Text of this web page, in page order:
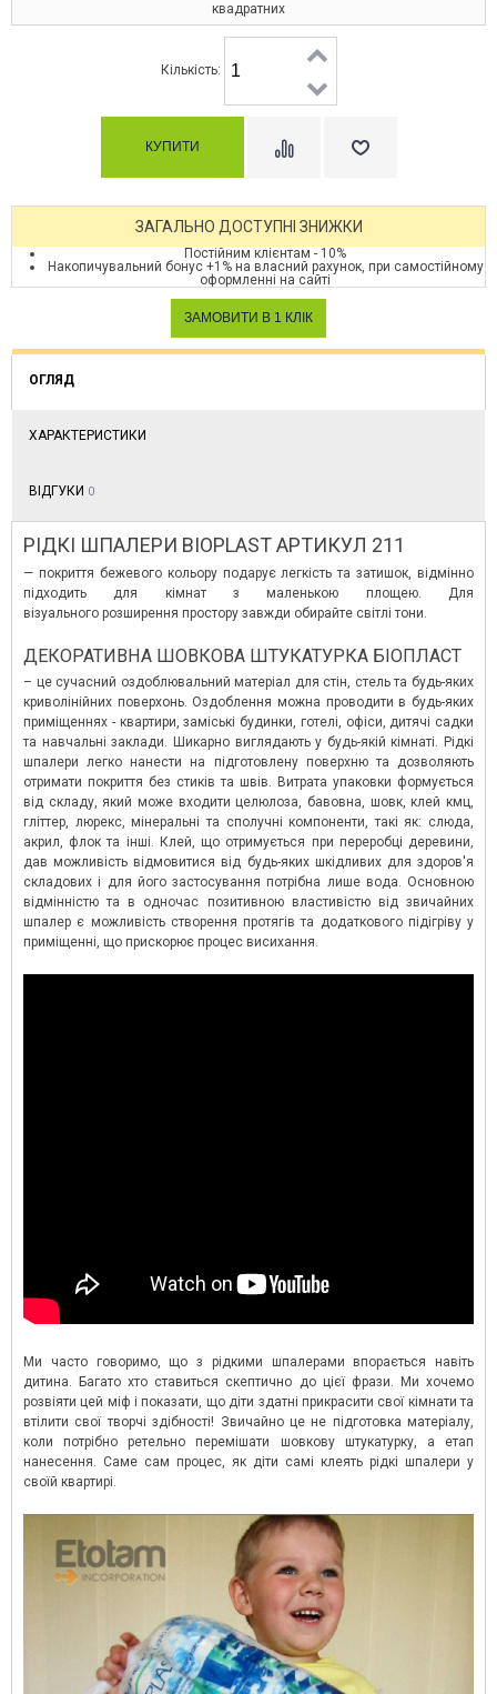
квадратних
Кількість:
ЗАГАЛЬНО ДОСТУПНІ ЗНИЖКИ
Постійним клієнтам - 10%
Накопичувальний бонус +1% на власний рахунок, при самостійному
оформленні на сайті
ОГЛЯД
ХАРАКТЕРИСТИКИ
ВІДГУКИ 0
РІДКІ ШПАЛЕРИ BIOPLAST АРТИКУЛ 211
— покриття бежевого кольору подарує легкість та затишок, відмінно
підходить для кімнат з маленькою площею. Для
візуального розширення простору завжди обирайте світлі тони.
ДЕКОРАТИВНА ШОВКОВА ШТУКАТУРКА БІОПЛАСТ
– це сучасний оздоблювальний матеріал для стін, стель та будь-яких
криволінійних поверхонь. Оздоблення можна проводити в будь-яких
приміщеннях - квартири, заміські будинки, готелі, офіси, дитячі садки
та навчальні заклади. Шикарно виглядають у будь-якій кімнаті. Рідкі
шпалери легко нанести на підготовлену поверхню та дозволяють
отримати покриття без стиків та швів. Витрата упаковки формується
від складу, який може входити целюлоза, бавовна, шовк, клей кмц,
гліттер, люрекс, мінеральні та сполучні компоненти, такі як: слюда,
акрил, флок та інші. Клей, що отримується при переробці деревини,
дав можливість відмовитися від будь-яких шкідливих для здоров'я
складових і для його застосування потрібна лише вода. Основною
відмінністю та в одночас позитивною властивістю від звичайних
шпалер є можливість створення протягів та додаткового підігріву у
приміщенні, що прискорює процес висихання.
Ми часто говоримо, що з рідкими шпалерами впорається навіть
дитина. Багато хто ставиться скептично до цієї фрази. Ми хочемо
розвіяти цей міф і показати, що діти здатні прикрасити свої кімнати та
втілити свої творчі здібності! Звичайно це не підготовка матеріалу,
коли потрібно ретельно перемішати шовкову штукатурку, а етап
нанесення. Саме сам процес, як діти самі клеять рідкі шпалери у
своїй квартирі.